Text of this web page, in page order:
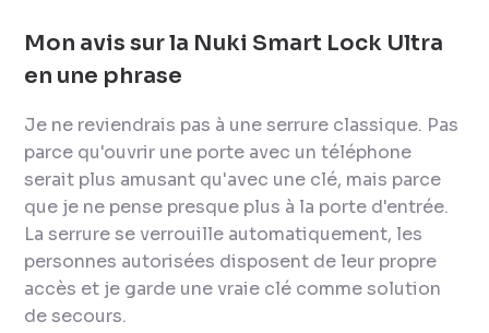
Mon avis sur la Nuki Smart Lock Ultra
en une phrase
Je ne reviendrais pas à une serrure classique. Pas
parce qu'ouvrir une porte avec un téléphone
serait plus amusant qu'avec une clé, mais parce
que je ne pense presque plus à la porte d'entrée.
La serrure se verrouille automatiquement, les
personnes autorisées disposent de leur propre
accès et je garde une vraie clé comme solution
de secours.